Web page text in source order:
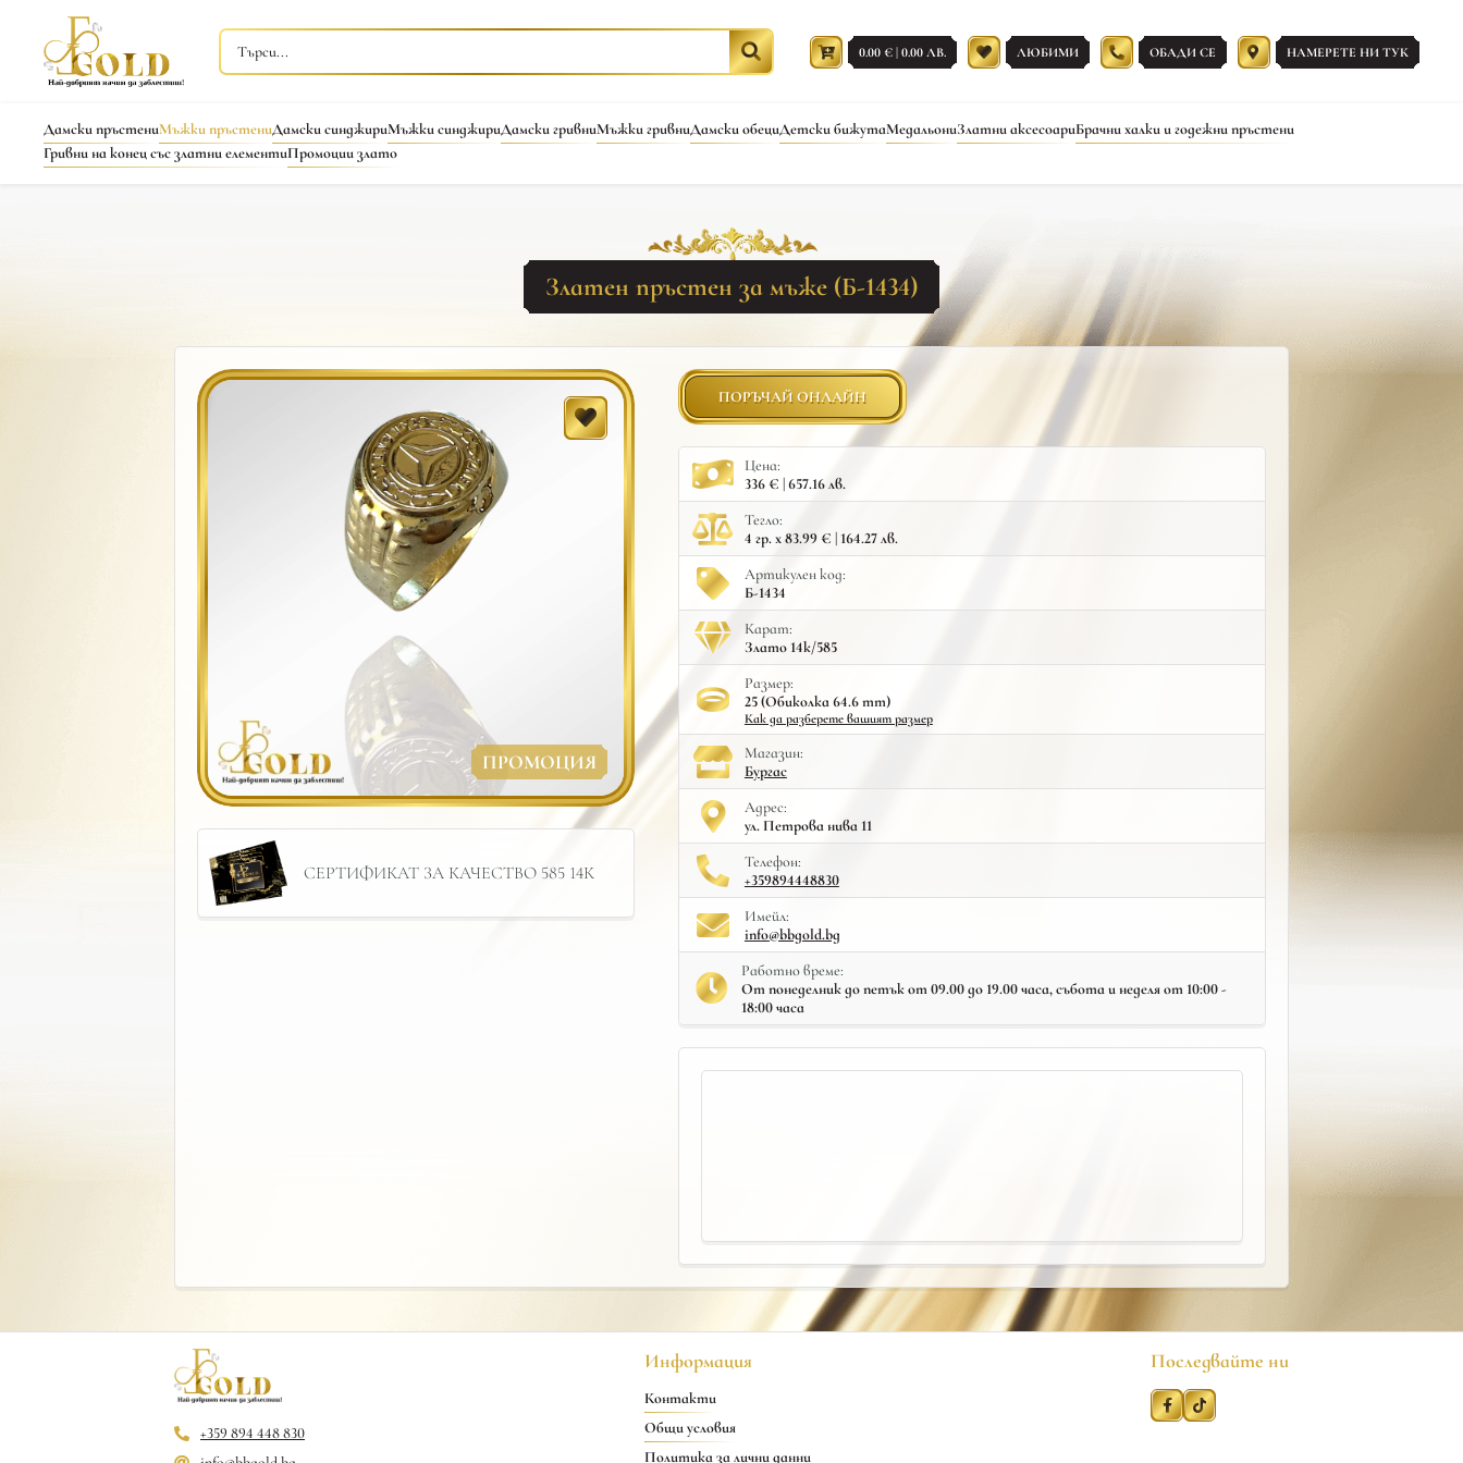
0.00 € | 0.00 ЛВ. ЛЮБИМИ ОБАДИ СЕ НАМЕРЕТЕ НИ ТУК
Дамски пръстениМъжки пръстениДамски синджириМъжки синджириДамски гривниМъжки гривниДамски обециДетски бижутаМедальониЗлатни аксесоариБрачни халки и годежни пръстени
Гривни на конец със златни елементиПромоции злато
Златен пръстен за мъже (Б-1434)
ПРОМОЦИЯ
СЕРТИФИКАТ ЗА КАЧЕСТВО 585 14К
ПОРЪЧАЙ ОНЛАЙН
Цена:
336 € | 657.16 лв.
Тегло:
4 гр. x 83.99 € | 164.27 лв.
Артикулен код:
Б-1434
Карат:
Злато 14к/585
Размер:
25 (Обиколка 64.6 mm)
Как да разберете вашият размер
Mагазин:
Бургас
Адрес:
ул. Петрова нива 11
Телефон:
+359894448830
Имейл:
info@bbgold.bg
Работно време:
От понеделник до петък от 09.00 до 19.00 часа, събота и неделя от 10:00 -
18:00 часа
+359 894 448 830
Информация
Контакти
Общи условия
Политика за лични данни
Последвайте ни